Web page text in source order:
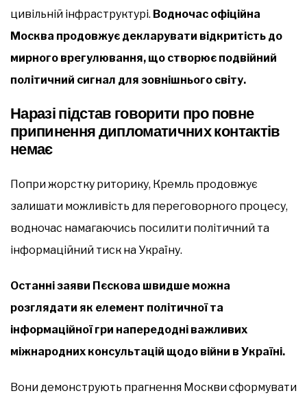
цивільній інфраструктурі. Водночас офіційна
Москва продовжує декларувати відкритість до
мирного врегулювання, що створює подвійний
політичний сигнал для зовнішнього світу.
Наразі підстав говорити про повне
припинення дипломатичних контактів
немає
Попри жорстку риторику, Кремль продовжує
залишати можливість для переговорного процесу,
водночас намагаючись посилити політичний та
інформаційний тиск на Україну.
Останні заяви Пєскова швидше можна
розглядати як елемент політичної та
інформаційної гри напередодні важливих
міжнародних консультацій щодо війни в Україні.
Вони демонструють прагнення Москви сформувати